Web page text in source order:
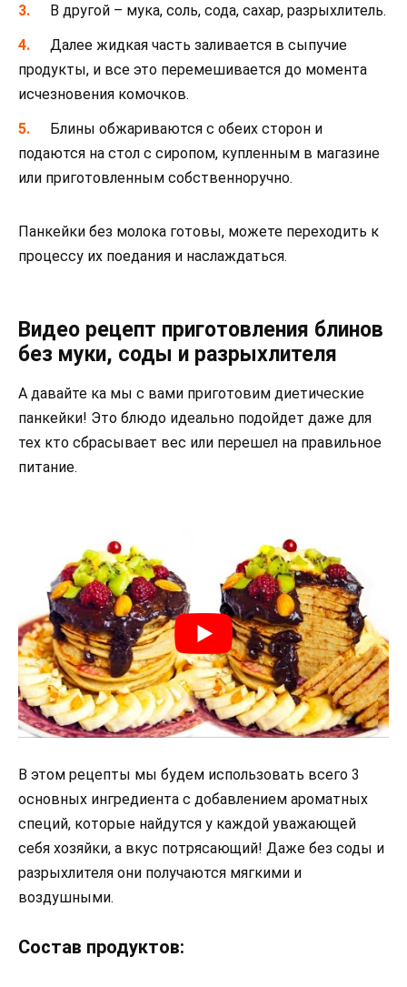
В другой – мука, соль, сода, сахар, разрыхлитель.
Далее жидкая часть заливается в сыпучие
продукты, и все это перемешивается до момента
исчезновения комочков.
Блины обжариваются с обеих сторон и
подаются на стол с сиропом, купленным в магазине
или приготовленным собственноручно.
Панкейки без молока готовы, можете переходить к
процессу их поедания и наслаждаться.
Видео рецепт приготовления блинов
без муки, соды и разрыхлителя
А давайте ка мы с вами приготовим диетические
панкейки! Это блюдо идеально подойдет даже для
тех кто сбрасывает вес или перешел на правильное
питание.
В этом рецепты мы будем использовать всего 3
основных ингредиента с добавлением ароматных
специй, которые найдутся у каждой уважающей
себя хозяйки, а вкус потрясающий! Даже без соды и
разрыхлителя они получаются мягкими и
воздушными.
Состав продуктов: